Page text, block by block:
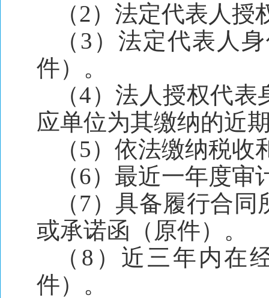
（2）法定代表人
（3）法定代表人
件）。
（4）法人授权代
应单位为其缴纳的近
（5）依法缴纳税
（6）最近一年度
（7）具备履行合
或承诺函（原件）。
（8）近三年内在
件）。